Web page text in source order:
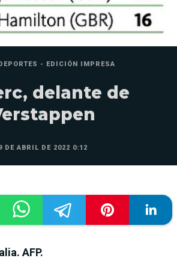
- EDICIÓN IMPRESA
delante de
DE ABRIL DE 2022 0:12
AFP.